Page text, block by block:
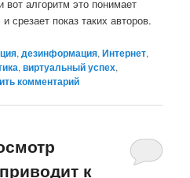
вот алгоритм это понимает
срезает показ таких авторов.
,дезинформация,Интернет,
,виртуальный успех,
комментарий
к